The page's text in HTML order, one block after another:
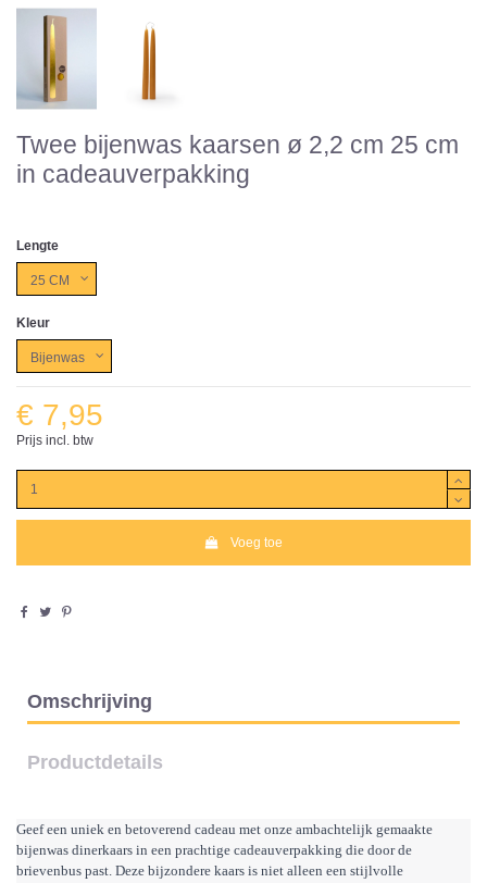
Twee bijenwas kaarsen ø 2,2 cm 25 cm
in cadeauverpakking
Lengte
Kleur
€ 7,95
Prijs incl. btw
Voeg toe
Omschrijving
Productdetails
Geef een uniek en betoverend cadeau met onze ambachtelijk gemaakte
bijenwas dinerkaars in een prachtige cadeauverpakking die door de
brievenbus past. Deze bijzondere kaars is niet alleen een stijlvolle